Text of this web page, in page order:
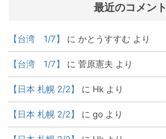
最近のコメント
【台湾 1/7】 に かとうすすむ より
【台湾 1/7】 に 菅原憲夫 より
【日本 札幌 2/2】 に Hk より
【日本 札幌 2/2】 に go より